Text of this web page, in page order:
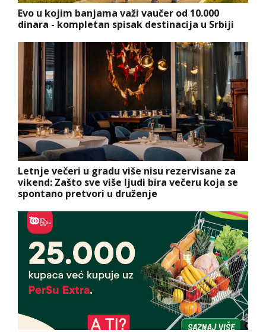
Evo u kojim banjama važi vaučer od 10.000
dinara - kompletan spisak destinacija u Srbiji
Letnje večeri u gradu više nisu rezervisane za
vikend: Zašto sve više ljudi bira večeru koja se
spontano pretvori u druženje